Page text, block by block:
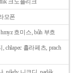
크노플리크
모폰
흐미스, bůh 부흐
chlapec 흘라페츠, prach